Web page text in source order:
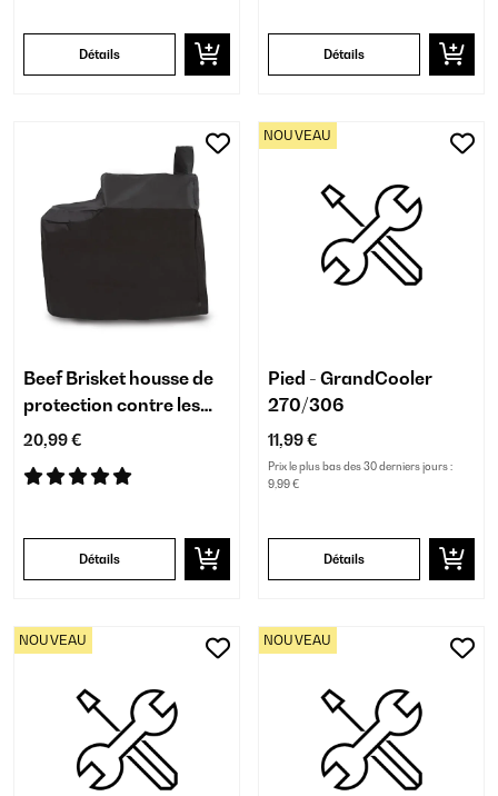
Détails Détails
Beef Brisket housse de
protection contre les
intempéries
20,99 €
Détails
Pied - GrandCooler
270/306
11,99 €
Prix le plus bas des 30 derniers jours :
9,99 €
Détails
NOUVEAU
NOUVEAU NOUVEAU